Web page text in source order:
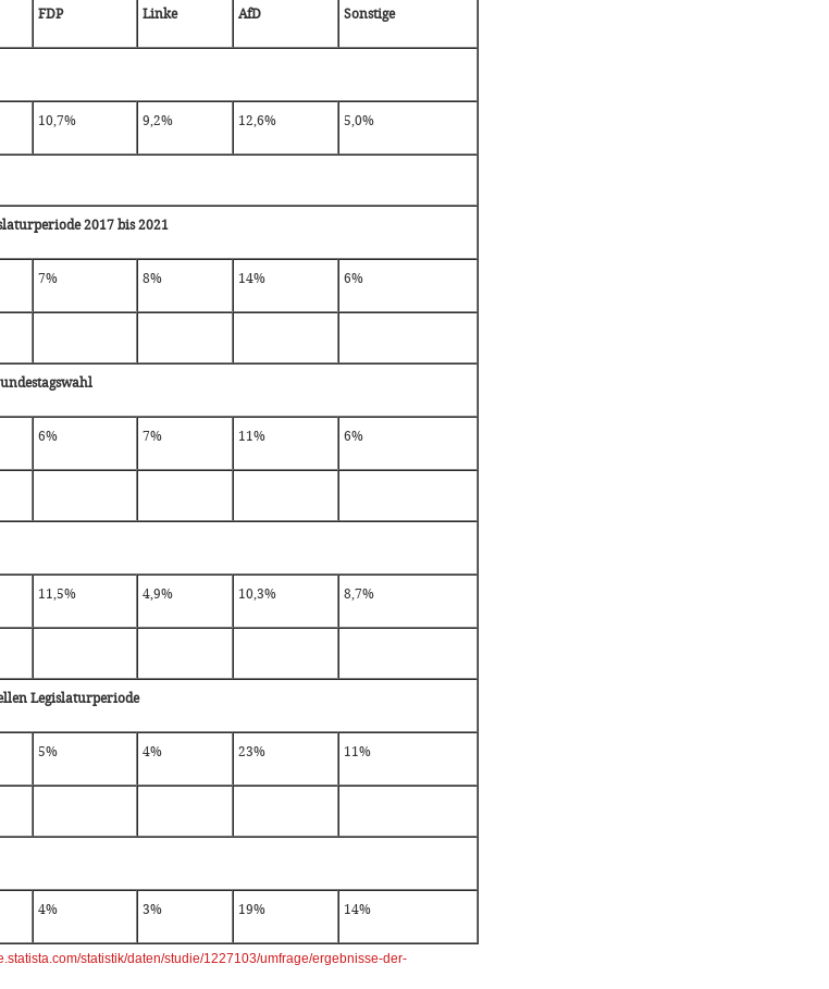
FDP Linke AfD Sonstige
10,7% 9,2% 12,6% 5,0%
2017 bis 2021
7% 8% 14% 6%
6% 7% 11% 6%
11,5% 4,9% 10,3% 8,7%
Legislaturperiode
5% 4% 23% 11%
4% 3% 19% 14%
statistik/daten/studie/1227103/umfrage/ergebnisse-der-